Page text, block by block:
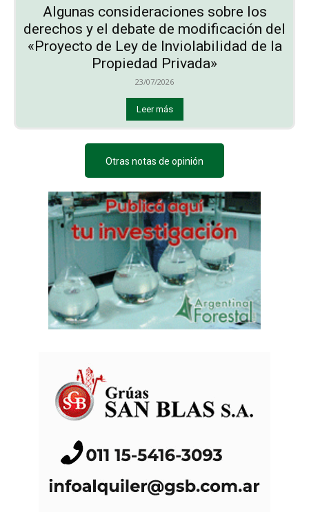
Algunas consideraciones sobre los
derechos y el debate de modificación del
«Proyecto de Ley de Inviolabilidad de la
Propiedad Privada»
23/07/2026
Leer más
Otras notas de opinión